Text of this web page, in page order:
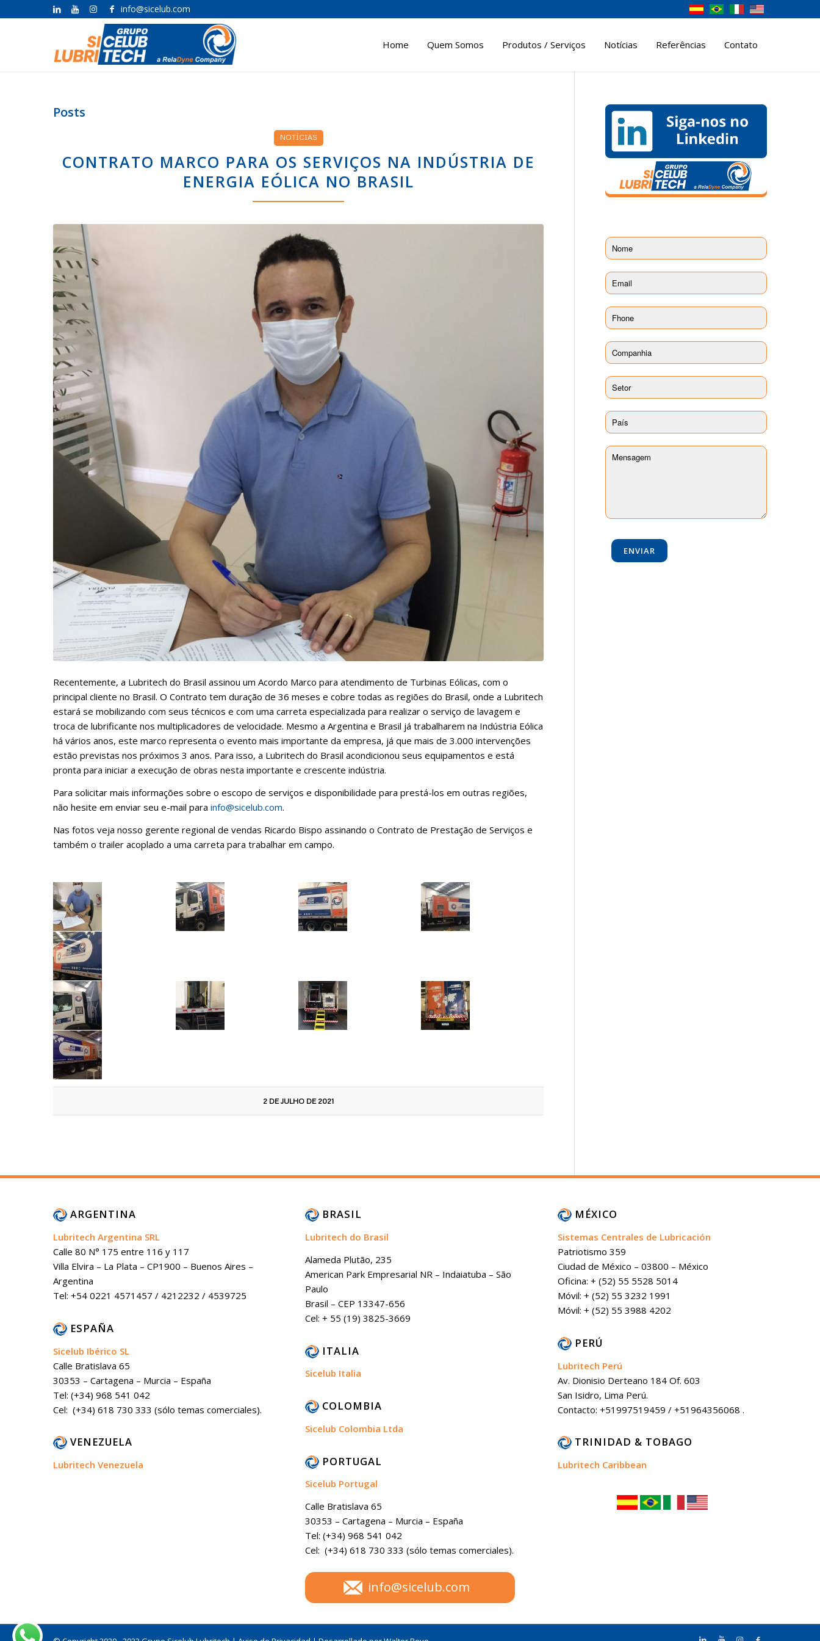
info@sicelub.com
Home Quem Somos Produtos / Serviços Notícias Referências Contato
Posts
NOTÍCIAS
CONTRATO MARCO PARA OS SERVIÇOS NA INDÚSTRIA DE
ENERGIA EÓLICA NO BRASIL
Recentemente, a Lubritech do Brasil assinou um Acordo Marco para atendimento de Turbinas Eólicas, com o
principal cliente no Brasil. O Contrato tem duração de 36 meses e cobre todas as regiões do Brasil, onde a Lubritech
estará se mobilizando com seus técnicos e com uma carreta especializada para realizar o serviço de lavagem e
troca de lubrificante nos multiplicadores de velocidade. Mesmo a Argentina e Brasil já trabalharem na Indústria Eólica
há vários anos, este marco representa o evento mais importante da empresa, já que mais de 3.000 intervenções
estão previstas nos próximos 3 anos. Para isso, a Lubritech do Brasil acondicionou seus equipamentos e está
pronta para iniciar a execução de obras nesta importante e crescente indústria.
Para solicitar mais informações sobre o escopo de serviços e disponibilidade para prestá-los em outras regiões,
não hesite em enviar seu e-mail para info@sicelub.com.
Nas fotos veja nosso gerente regional de vendas Ricardo Bispo assinando o Contrato de Prestação de Serviços e
também o trailer acoplado a uma carreta para trabalhar em campo.
2 DE JULHO DE 2021
ARGENTINA
Lubritech Argentina SRL
Calle 80 N° 175 entre 116 y 117
Villa Elvira – La Plata – CP1900 – Buenos Aires –
Argentina
Tel: +54 0221 4571457 / 4212232 / 4539725
ESPAÑA
Sicelub Ibérico SL
Calle Bratislava 65
30353 – Cartagena – Murcia – España
Tel: (+34) 968 541 042
Cel: (+34) 618 730 333 (sólo temas comerciales).
VENEZUELA
Lubritech Venezuela
BRASIL
Lubritech do Brasil
Alameda Plutão, 235
American Park Empresarial NR – Indaiatuba – São
Paulo
Brasil – CEP 13347-656
Cel: + 55 (19) 3825-3669
ITALIA
Sicelub Italia
COLOMBIA
Sicelub Colombia Ltda
PORTUGAL
Sicelub Portugal
Calle Bratislava 65
30353 – Cartagena – Murcia – España
Tel: (+34) 968 541 042
Cel: (+34) 618 730 333 (sólo temas comerciales).
info@sicelub.com
MÉXICO
Sistemas Centrales de Lubricación
Patriotismo 359
Ciudad de México – 03800 – México
Oficina: + (52) 55 5528 5014
Móvil: + (52) 55 3232 1991
Móvil: + (52) 55 3988 4202
PERÚ
Lubritech Perú
Av. Dionisio Derteano 184 Of. 603
San Isidro, Lima Perú.
Contacto: +51997519459 / +51964356068 .
TRINIDAD & TOBAGO
Lubritech Caribbean